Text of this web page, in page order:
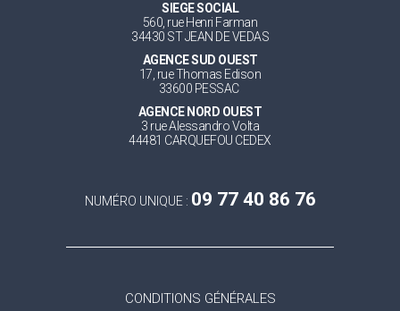
SIEGE SOCIAL
560, rue Henri Farman
34430 ST JEAN DE VEDAS
AGENCE SUD OUEST
17, rue Thomas Edison
33600 PESSAC
AGENCE NORD OUEST
3 rue Alessandro Volta
44481 CARQUEFOU CEDEX
NUMÉRO UNIQUE : 09 77 40 86 76
CONDITIONS GÉNÉRALES